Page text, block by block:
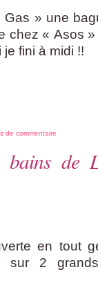
Gas » une
chez « Asos
fini à midi !!
de commentaire
bains
en tout
sur 2